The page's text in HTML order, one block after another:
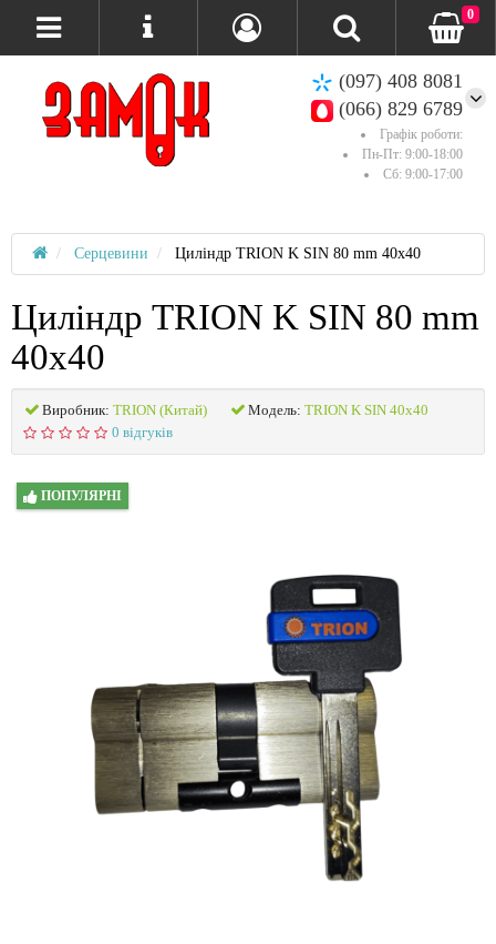
(097) 408 8081
(066) 829 6789
Графік роботи:
Пн-Пт: 9:00-18:00
Сб: 9:00-17:00
0
Серцевини Циліндр TRION K SIN 80 mm 40х40
Циліндр TRION K SIN 80 mm
40х40
Виробник: TRION (Китай) Модель: TRION K SIN 40х40
0 відгуків
ПОПУЛЯРНІ